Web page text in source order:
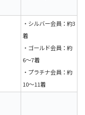
・シルバー会員：約3
着
・ゴールド会員：約
6〜7着
・プラチナ会員：約
10〜11着